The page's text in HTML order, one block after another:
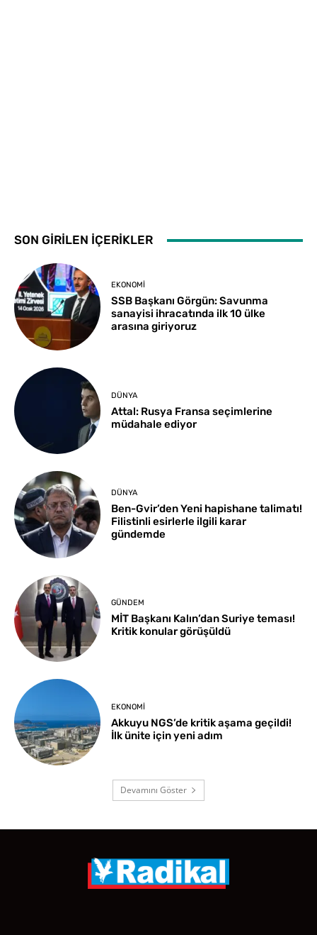
SON GİRİLEN İÇERİKLER
EKONOMI
SSB Başkanı Görgün: Savunma
sanayisi ihracatında ilk 10 ülke
arasına giriyoruz
DÜNYA
Attal: Rusya Fransa seçimlerine
müdahale ediyor
DÜNYA
Ben-Gvir’den Yeni hapishane talimatı!
Filistinli esirlerle ilgili karar
gündemde
GÜNDEM
MİT Başkanı Kalın’dan Suriye teması!
Kritik konular görüşüldü
EKONOMI
Akkuyu NGS’de kritik aşama geçildi!
İlk ünite için yeni adım
Devamını Göster